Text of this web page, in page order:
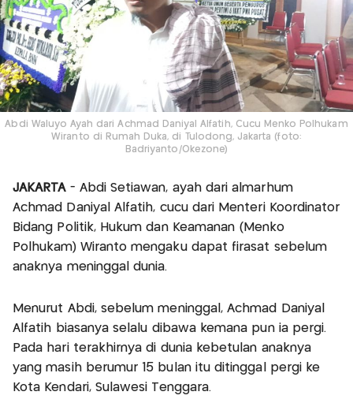
Abdi Waluyo Ayah dari Achmad Daniyal Alfatih, Cucu Menko Polhukam
Wiranto di Rumah Duka, di Tulodong, Jakarta (foto:
Badriyanto/Okezone)
JAKARTA - Abdi Setiawan, ayah dari almarhum
Achmad Daniyal Alfatih, cucu dari Menteri Koordinator
Bidang Politik, Hukum dan Keamanan (Menko
Polhukam) Wiranto mengaku dapat firasat sebelum
anaknya meninggal dunia.
Menurut Abdi, sebelum meninggal, Achmad Daniyal
Alfatih biasanya selalu dibawa kemana pun ia pergi.
Pada hari terakhirnya di dunia kebetulan anaknya
yang masih berumur 15 bulan itu ditinggal pergi ke
Kota Kendari, Sulawesi Tenggara.